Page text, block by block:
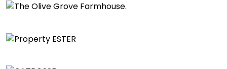
CATROSSE